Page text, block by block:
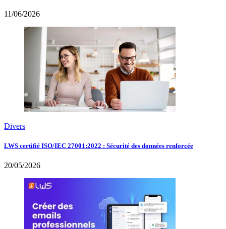
11/06/2026
Divers
LWS certifié ISO/IEC 27001:2022 : Sécurité des données renforcée
20/05/2026